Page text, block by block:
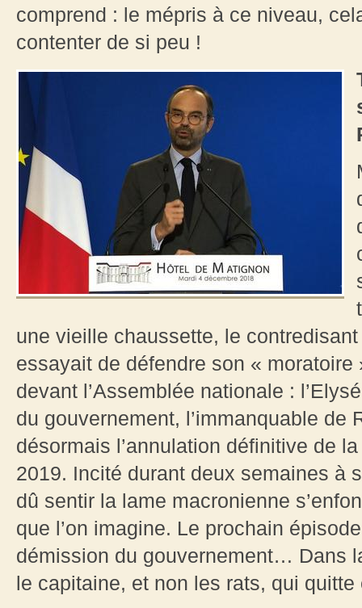
comprend : le mépris à ce niveau,
contenter de si peu !
une vieille chaussette, le
essayait de défendre son «
devant l’Assemblée nationale :
du gouvernement, l’immanquable de
désormais l’annulation définitive de
2019. Incité durant deux semaines à
dû sentir la lame macronienne
que l’on imagine. Le prochain
démission du gouvernement… Dans
le capitaine, et non les rats, qui